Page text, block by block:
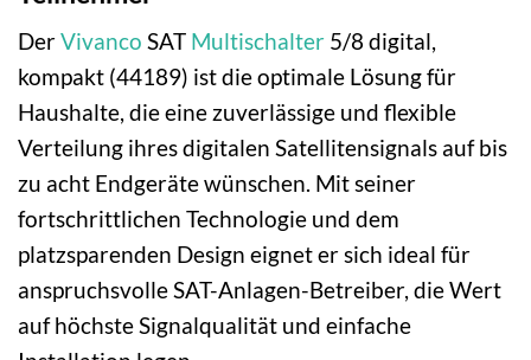
DerVivanco SAT Multischalter 5/8 digital,
kompakt (44189) ist die optimale Lösung für
Haushalte, die eine zuverlässige und flexible
Verteilung ihres digitalen Satellitensignals auf bis
zu acht Endgeräte wünschen. Mit seiner
fortschrittlichen Technologie und dem
platzsparenden Design eignet er sich ideal für
anspruchsvolle SAT-Anlagen-Betreiber, die Wert
auf höchste Signalqualität und einfache